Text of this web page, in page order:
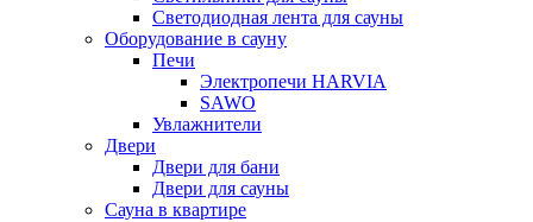
Светодиодная лента для сауны
Оборудование в сауну
Печи
Электропечи HARVIA
SAWO
Увлажнители
Двери
Двери для бани
Двери для сауны
Сауна в квартире